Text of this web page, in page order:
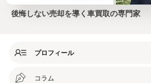
後悔しない売却を導く車買取の専門家
プロフィール
コラム